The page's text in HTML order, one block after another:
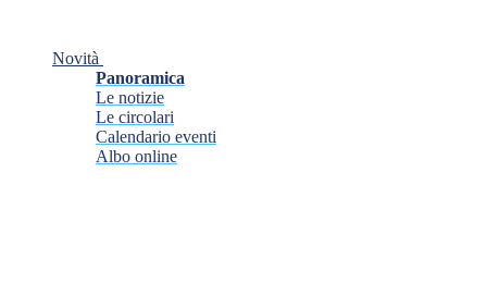
Novità
Panoramica
Le notizie
Le circolari
Calendario eventi
Albo online